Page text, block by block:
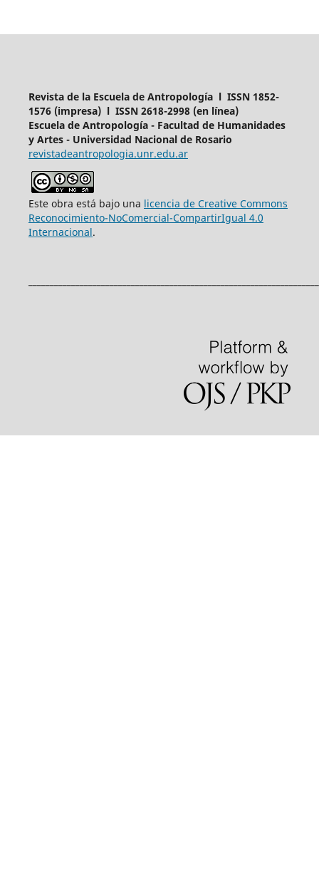
Revista de la Escuela de Antropología l ISSN 1852-
1576 (impresa) l ISSN 2618-2998 (en línea)
Escuela de Antropología - Facultad de Humanidades
y Artes - Universidad Nacional de Rosario
revistadeantropologia.unr.edu.ar
Este obra está bajo una licencia de Creative Commons
Reconocimiento-NoComercial-CompartirIgual 4.0
Internacional.